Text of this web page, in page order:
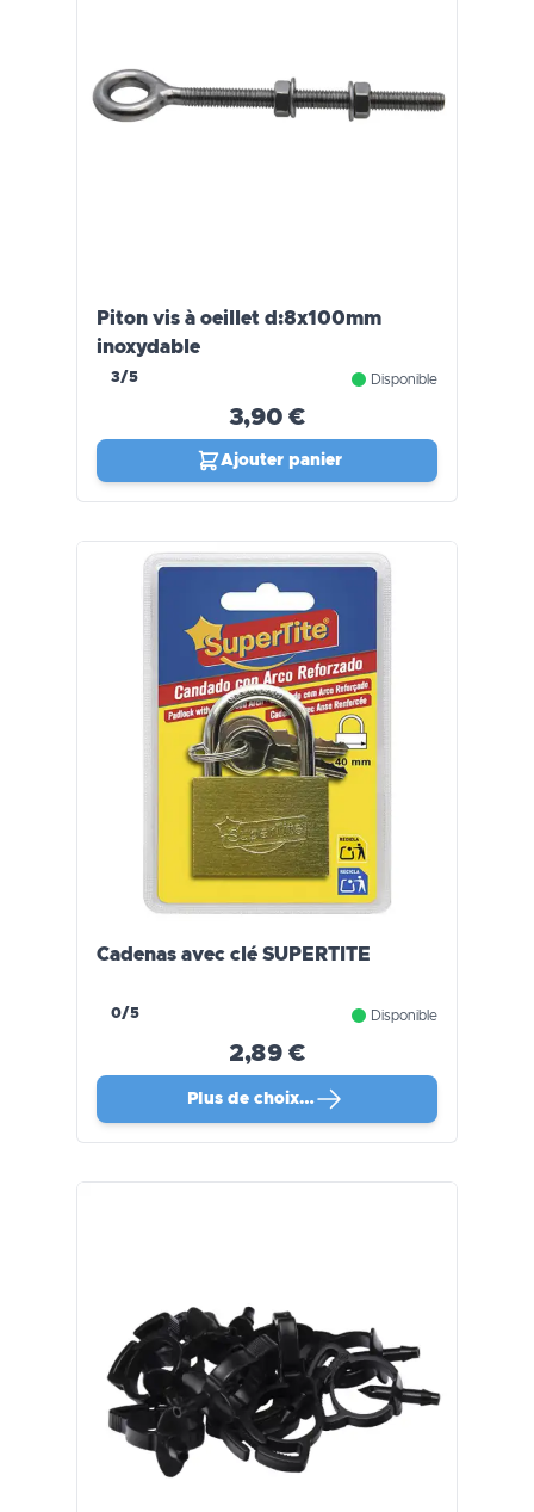
Piton vis à oeillet d:8x100mm
inoxydable
3/5 Disponible
3,90 €
Ajouter panier
Cadenas avec clé SUPERTITE
0/5 Disponible
2,89 €
Plus de choix…